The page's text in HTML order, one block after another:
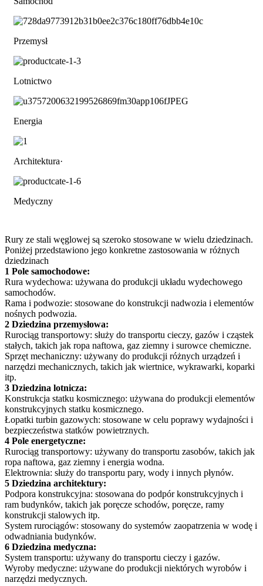
Przemysł
Lotnictwo
Energia
Architektura·
Medyczny
Rury ze stali węglowej są szeroko stosowane w wielu dziedzinach.
Poniżej przedstawiono jego konkretne zastosowania w różnych
dziedzinach
1 Pole samochodowe:
Rura wydechowa: używana do produkcji układu wydechowego
samochodów.
Rama i podwozie: stosowane do konstrukcji nadwozia i elementów
nośnych podwozia.
2 Dziedzina przemysłowa:
Rurociąg transportowy: służy do transportu cieczy, gazów i cząstek
stałych, takich jak ropa naftowa, gaz ziemny i surowce chemiczne.
Sprzęt mechaniczny: używany do produkcji różnych urządzeń i
narzędzi mechanicznych, takich jak wiertnice, wykrawarki, koparki
itp.
3 Dziedzina lotnicza:
Konstrukcja statku kosmicznego: używana do produkcji elementów
konstrukcyjnych statku kosmicznego.
Łopatki turbin gazowych: stosowane w celu poprawy wydajności i
bezpieczeństwa statków powietrznych.
4 Pole energetyczne:
Rurociąg transportowy: używany do transportu zasobów, takich jak
ropa naftowa, gaz ziemny i energia wodna.
Elektrownia: służy do transportu pary, wody i innych płynów.
5 Dziedzina architektury:
Podpora konstrukcyjna: stosowana do podpór konstrukcyjnych i
ram budynków, takich jak poręcze schodów, poręcze, ramy
konstrukcji stalowych itp.
System rurociągów: stosowany do systemów zaopatrzenia w wodę i
odwadniania budynków.
6 Dziedzina medyczna:
System transportu: używany do transportu cieczy i gazów.
Wyroby medyczne: używane do produkcji niektórych wyrobów i
narzędzi medycznych.